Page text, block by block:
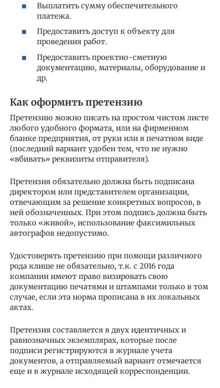
Выплатить сумму обеспечительного
платежа.
Предоставить доступ к объекту для
проведения работ.
Предоставить проектно-сметную
документацию, материалы, оборудование и
др.
Как оформить претензию
Претензию можно писать на простом чистом листе
любого удобного формата, или на фирменном
бланке предприятия, от руки или в печатном виде
(последний вариант удобен тем, что не нужно
«вбивать» реквизиты отправителя).
Претензия обязательно должна быть подписана
директором или представителем организации,
отвечающим за решение конкретных вопросов, в
ней обозначенных. При этом подпись должна быть
только «живой», использование факсимильных
автографов недопустимо.
Удостоверять претензию при помощи различного
рода клише не обязательно, т.к. с 2016 года
компании имеют право визировать свою
документацию печатями и штампами только в том
случае, если эта норма прописана в их локальных
актах.
Претензия составляется в двух идентичных и
равнозначных экземплярах, которые после
подписи регистрируются в журнале учета
документов, а отправляемый вариант отмечается
еще и в журнале исходящей корреспонденции.